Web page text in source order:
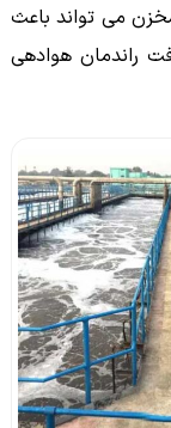
می تواند باعث
راندمان هوادهی